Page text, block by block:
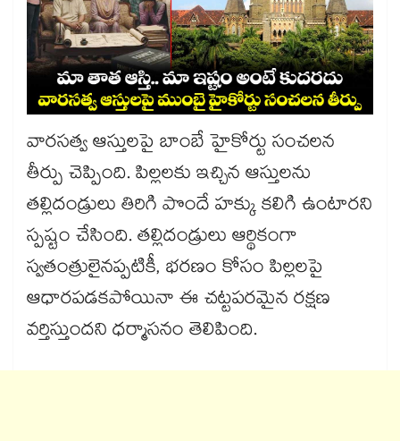
వారసత్వ ఆస్తులపై బాంబే హైకోర్టు సంచలన
తీర్పు చెప్పింది. పిల్లలకు ఇచ్చిన ఆస్తులను
తల్లిదండ్రులు తిరిగి పొందే హక్కు కలిగి ఉంటారని
స్పష్టం చేసింది. తల్లిదండ్రులు ఆర్థికంగా
స్వతంత్రులైనప్పటికీ, భరణం కోసం పిల్లలపై
ఆధారపడకపోయినా ఈ చట్టపరమైన రక్షణ
వర్తిస్తుందని ధర్మాసనం తెలిపింది.